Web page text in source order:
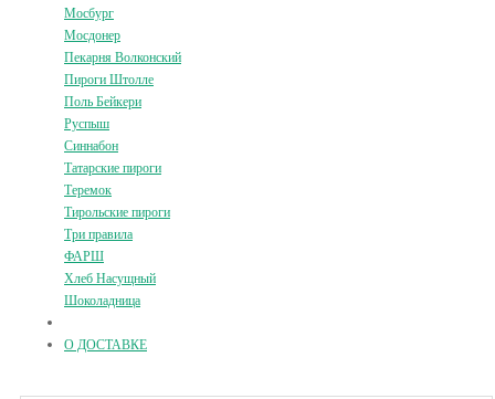
Мосбург
Мосдонер
Пекарня Волконский
Пироги Штолле
Поль Бейкери
Руспыш
Синнабон
Татарские пироги
Теремок
Тирольские пироги
Три правила
ФАРШ
Хлеб Насущный
Шоколадница
О ДОСТАВКЕ